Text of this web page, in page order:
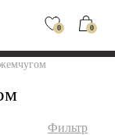
0 0
Фильтр